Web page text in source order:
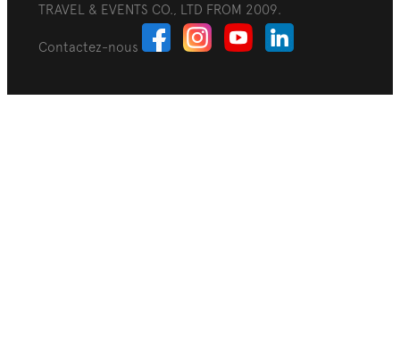
TRAVEL & EVENTS CO., LTD FROM 2009.
Contactez-nous